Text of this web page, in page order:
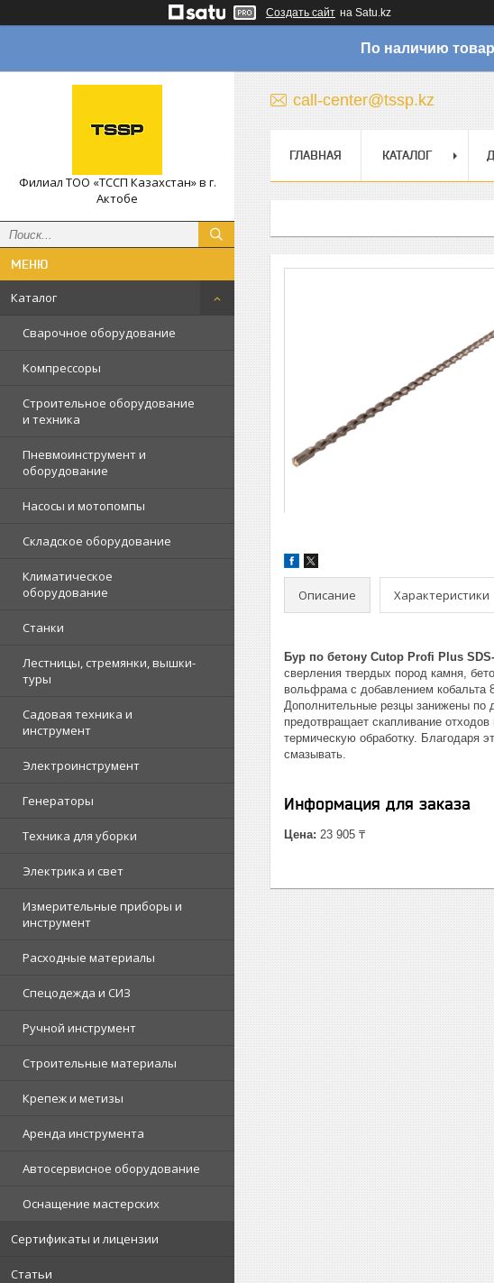
Создать сайт на Satu.kz
По наличию
Филиал ТОО «ТССП Казахстан» в г.
Актобе
Каталог
Сварочное оборудование
Компрессоры
Строительное оборудование
и техника
Пневмоинструмент и
оборудование
Насосы и мотопомпы
Складское оборудование
Климатическое
оборудование
Станки
Лестницы, стремянки, вышки-
туры
Садовая техника и
инструмент
Электроинструмент
Генераторы
Техника для уборки
Электрика и свет
Измерительные приборы и
инструмент
Расходные материалы
Спецодежда и СИЗ
Ручной инструмент
Строительные материалы
Крепеж и метизы
Аренда инструмента
Автосервисное оборудование
Оснащение мастерских
Сертификаты и лицензии
Статьи
call-center@tssp.kz
ГЛАВНАЯ КАТАЛОГ
Описание Характеристики
Бур по бетону Cutop Profi Plus
сверления твердых пород камня,
вольфрама с добавлением кобальта
Дополнительные резцы занижены по
предотвращает скапливание
термическую обработку. Благодаря
смазывать.
Информация для заказа
Цена: 23 905 ₸